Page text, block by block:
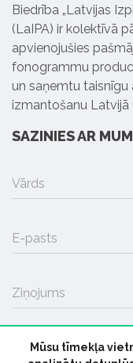
Biedrība „Latvijas
(LaIPA) ir kolektīvā
apvienojušies
fonogrammu
un saņemtu
izmantošanu Latvijā
SAZINIES AR
Vārds
E-pasts
Ziņojums
Mūsu tīmekļa